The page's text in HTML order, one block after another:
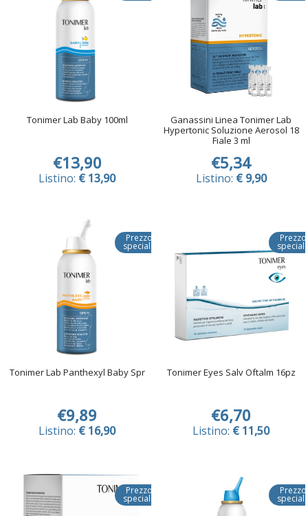
Tonimer Lab Baby 100ml
€13,90
Listino: € 13,90
Ganassini Linea Tonimer Lab
Hypertonic Soluzione Aerosol 18
Fiale 3 ml
€5,34
Listino: € 9,90
Prezzo
speciale
Tonimer Lab Panthexyl Baby Spr
€9,89
Listino: € 16,90
Prezzo
Tonimer Eyes Salv Oftalm 16pz
€6,70
Listino: € 11,50
Prezzo
speciale
Prezzo